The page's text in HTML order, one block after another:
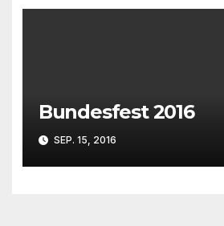
Bundesfest 2016
SEP. 15, 2016